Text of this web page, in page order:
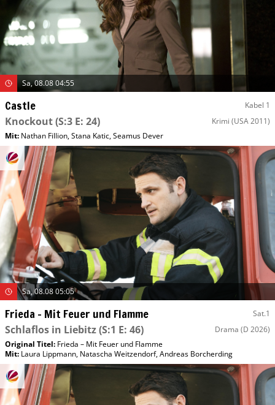
Sa, 08.08 04:55
Castle Kabel 1
Knockout(S:3 E: 24) Krimi (USA 2011)
Mit: Nathan Fillion,Stana Katic,Seamus Dever
Sa, 08.08 05:05
Frieda – Mit Feuer und Flamme Sat.1
Schlaflos in Liebitz(S:1 E: 46) Drama (D 2026)
Original Titel: Frieda – Mit Feuer und Flamme
Mit: Laura Lippmann, Natascha Weitzendorf,Andreas Borcherding